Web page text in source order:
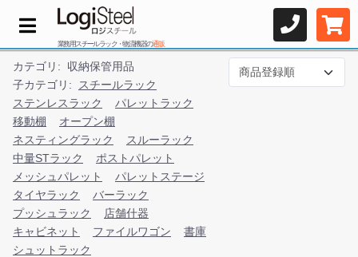
業務用スチールラック・物流機器の通販
カテゴリ:
収納保管用品
子カテゴリ:
スチールラック
ステンレスラック
パレットラック
移動棚
オープン棚
ネスティングラック
スルーラック
中量STラック
ポストパレット
メッシュパレット
パレットステージ
タイヤラック
バーラック
プッシュラック
店舗什器
キャビネット
ファイルワゴン
書庫
シュットラック